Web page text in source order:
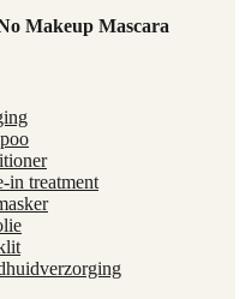
Makeup Mascara
in treatment